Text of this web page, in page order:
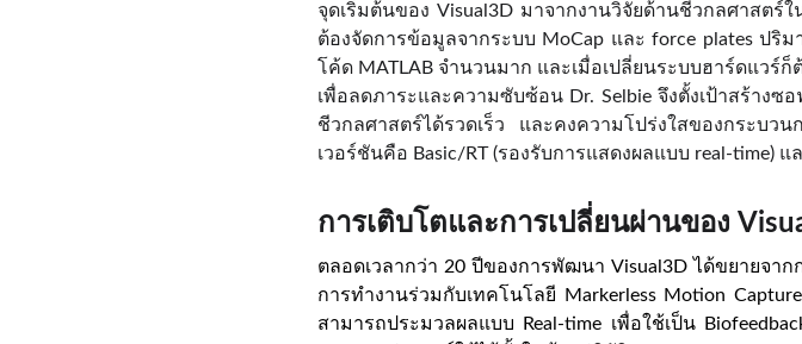
จุดเริ่มต้นของ Visual3D มาจากงานวิจัยด้านชีวกลศาสตร์
ต้องจัดการข้อมูลจากระบบ MoCap และ force plates ปริ
โค้ด MATLAB จำนวนมาก และเมื่อเปลี่ยนระบบฮาร์ดแวร์
เพื่อลดภาระและความซับซ้อน Dr. Selbie จึงตั้งเป้าสร้าง
ชีวกลศาสตร์ได้รวดเร็ว และคงความโปร่งใสของกระบ
เวอร์ชันคือ Basic/RT (รองรับการแสดงผลแบบ real-time)
การเติบโตและการเปลี่ยนผ่านของ
ตลอดเวลากว่า 20 ปีของการพัฒนา Visual3D ได้ขยายจาก
การทำงานร่วมกับเทคโนโลยี Markerless Motion
สามารถประมวลผลแบบ Real-time เพื่อใช้เป็น